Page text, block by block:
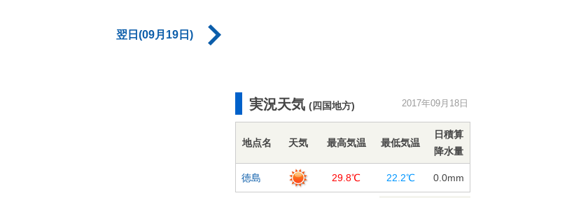
翌日(09月19日)
実況天気 (四国地方) 2017年09月18日
地点名 天気 最高気温 最低気温
日積算
降水量
徳島 29.8℃ 22.2℃ 0.0mm